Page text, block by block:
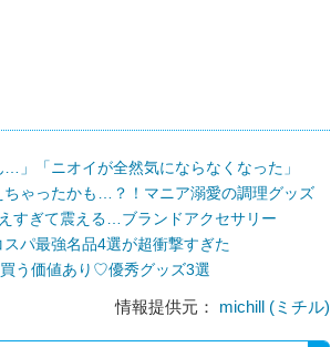
」「ニオイが全然気にならなくなった」
ゃったかも…？！マニア溺愛の調理グッズ
すぎて震える…ブランドアクセサリー
パ最強名品4選が超衝撃すぎた
う価値あり♡優秀グッズ3選
情報提供元： michill (ミチル)